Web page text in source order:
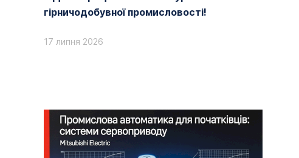
гірничодобувної промисловості!
17 липня 2026